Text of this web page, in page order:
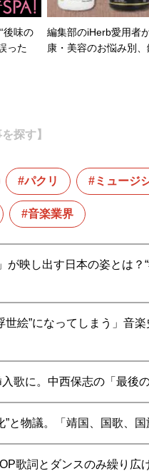
後味の
った
編集部のiHerb愛用者
康・美容のお悩み別
探す】
パクリ ミュージ
音楽業界
が映し出す日本の姿とは
世絵”になってしまう」音
入歌に。中西保志の「最後
”と物議。「靖国、国歌、
歌詞とダンスのみ繰り広